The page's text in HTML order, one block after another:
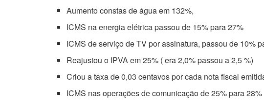
Aumento constas de água em 132%,
ICMS na energia elétrica passou de 15% para 27%
ICMS de serviço de TV por assinatura, passou de 10%
Reajustou o IPVA em 25% ( era 2,0% passou a 2,5 %)
Criou a taxa de 0,03 centavos por cada nota fiscal
ICMS nas operações de comunicação de 25% para 28%